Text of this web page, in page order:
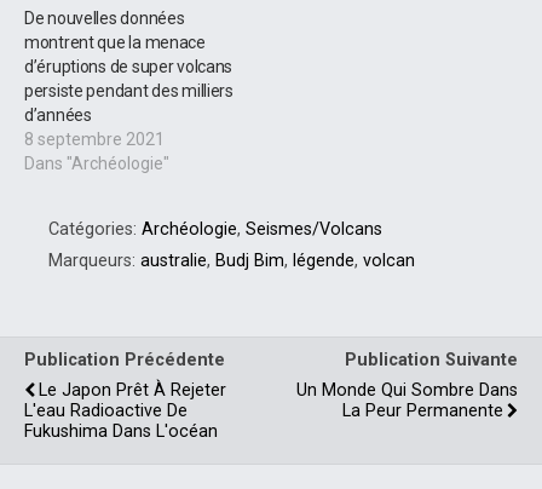
De nouvelles données
montrent que la menace
d’éruptions de super volcans
persiste pendant des milliers
d’années
8 septembre 2021
Dans "Archéologie"
Catégories: Archéologie, Seismes/Volcans
Marqueurs: australie, Budj Bim, légende, volcan
Publication Précédente
Le Japon Prêt À Rejeter
L'eau Radioactive De
Fukushima Dans L'océan
Publication Suivante
Un Monde Qui Sombre Dans
La Peur Permanente